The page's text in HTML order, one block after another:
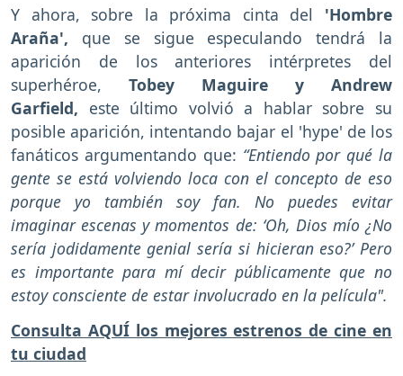
Y ahora, sobre la próxima cinta del 'Hombre
Araña', que se sigue especulando tendrá la
aparición de los anteriores intérpretes del
superhéroe, Tobey Maguire y Andrew
Garfield, este último volvió a hablar sobre su
posible aparición, intentando bajar el 'hype' de los
fanáticos argumentando que: “Entiendo por qué la
gente se está volviendo loca con el concepto de eso
porque yo también soy fan. No puedes evitar
imaginar escenas y momentos de: ‘Oh, Dios mío ¿No
sería jodidamente genial sería si hicieran eso?’ Pero
es importante para mí decir públicamente que no
estoy consciente de estar involucrado en la película".
Consulta AQUÍ los mejores estrenos de cine en
tu ciudad